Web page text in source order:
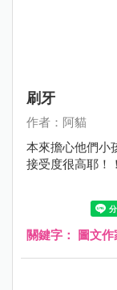
刷牙
作者：阿貓
本來擔心他們小
接受度很高耶！
關鍵字： 圖文作